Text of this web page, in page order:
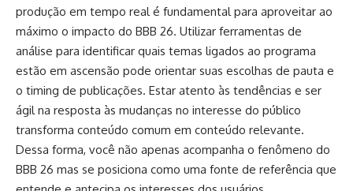
produção em tempo real é fundamental para aproveitar ao
máximo o impacto do BBB 26. Utilizar ferramentas de
análise para identificar quais temas ligados ao programa
estão em ascensão pode orientar suas escolhas de pauta e
o timing de publicações. Estar atento às tendências e ser
ágil na resposta às mudanças no interesse do público
transforma conteúdo comum em conteúdo relevante.
Dessa forma, você não apenas acompanha o fenômeno do
BBB 26 mas se posiciona como uma fonte de referência que